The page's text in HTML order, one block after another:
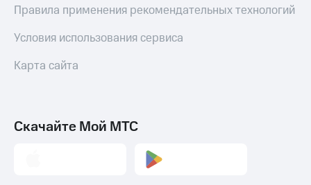
Правила применения рекомендательных технологий
Условия использования сервиса
Карта сайта
Скачайте Мой МТС